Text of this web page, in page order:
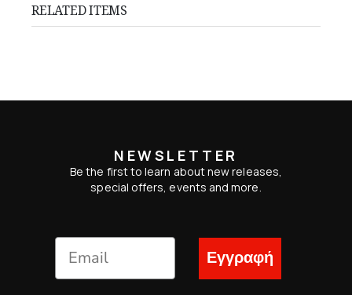
RELATED ITEMS
NEWSLETTER
Be the first to learn about new releases,
special offers, events and more.
Εγγραφή